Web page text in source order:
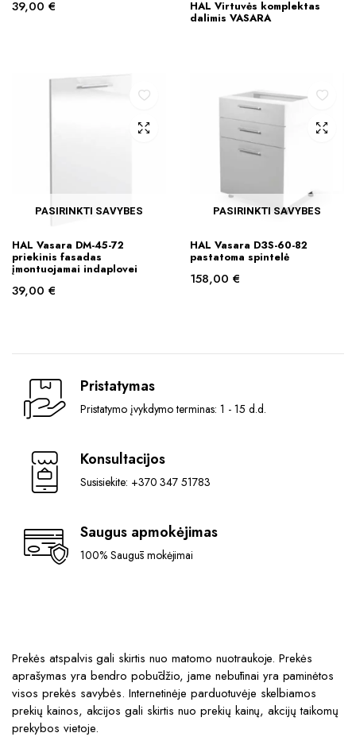
39,00 € HAL Virtuvės komplektas
dalimis VASARA
PASIRINKTI SAVYBES
product
has
multiple
options
chosen
product
page
HAL Vasara DM-45-72
priekinis fasadas
įmontuojamai indaplovei
39,00 €
PASIRINKTI SAVYBES
product
has
options
chosen
page
HAL Vasara D3S-60-82
pastatoma spintelė
158,00 €
Pristatymas
Pristatymo įvykdymo terminas: 1 - 15 d.d.
Konsultacijos
Susisiekite: +370 347 51783
Saugus apmokėjimas
100% Saugūs mokėjimai
Prekės atspalvis gali skirtis nuo matomo nuotraukoje. Prekės
aprašymas yra bendro pobūdžio, jame nebūtinai yra paminėtos
visos prekės savybės. Internetinėje parduotuvėje skelbiamos
prekių kainos, akcijos gali skirtis nuo prekių kainų, akcijų taikomų
prekybos vietoje.